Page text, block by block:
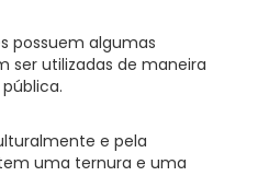
possuem algumas
ser utilizadas de maneira
e pela
uma ternura e uma